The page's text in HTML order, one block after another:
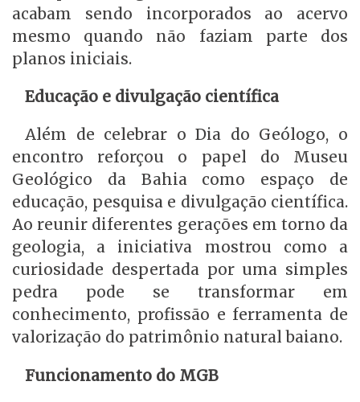
acabam sendo incorporados ao acervo
mesmo quando não faziam parte dos
planos iniciais.
Educação e divulgação científica
Além de celebrar o Dia do Geólogo, o
encontro reforçou o papel do Museu
Geológico da Bahia como espaço de
educação, pesquisa e divulgação científica.
Ao reunir diferentes gerações em torno da
geologia, a iniciativa mostrou como a
curiosidade despertada por uma simples
pedra pode se transformar em
conhecimento, profissão e ferramenta de
valorização do patrimônio natural baiano.
Funcionamento do MGB